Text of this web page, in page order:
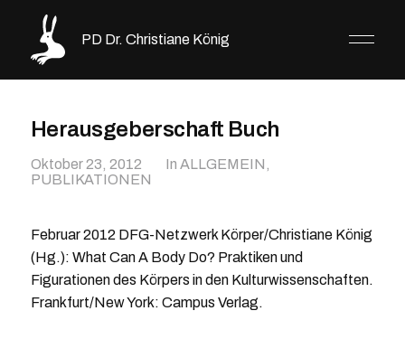
PD Dr. Christiane König
Herausgeberschaft Buch
Oktober 23, 2012 In ALLGEMEIN ,
PUBLIKATIONEN
Februar 2012 DFG-Netzwerk Körper/Christiane König
(Hg.): What Can A Body Do? Praktiken und
Figurationen des Körpers in den Kulturwissenschaften.
Frankfurt/New York: Campus Verlag.